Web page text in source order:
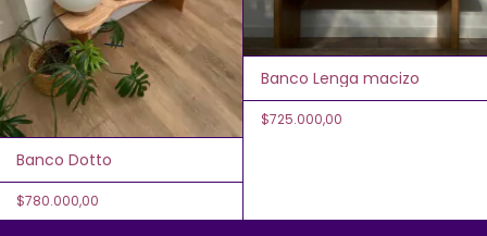
Banco Dotto
$780.000,00
Banco Lenga macizo
$725.000,00